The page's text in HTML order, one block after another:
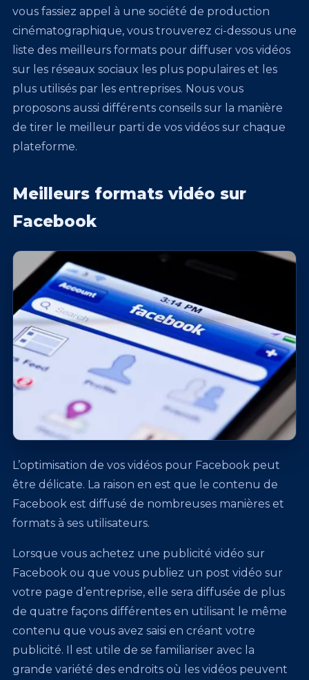
vous fassiez appel à une société de production
cinématographique, vous trouverez ci-dessous une
liste des meilleurs formats pour diffuser vos vidéos
sur les réseaux sociaux les plus populaires et les
plus utilisés par les entreprises. Nous vous
proposons aussi différents conseils sur la manière
de tirer le meilleur parti de vos vidéos sur chaque
plateforme.
Meilleurs formats vidéo sur
Facebook
L’optimisation de vos vidéos pour Facebook peut
être délicate. La raison en est que le contenu de
Facebook est diffusé de nombreuses manières et
formats à ses utilisateurs.
Lorsque vous achetez une publicité vidéo sur
Facebook ou que vous publiez un post vidéo sur
votre page d’entreprise, elle sera diffusée de plus
de quatre façons différentes en utilisant le même
contenu que vous avez saisi en créant votre
publicité. Il est utile de se familiariser avec la
grande variété des endroits où les vidéos peuvent